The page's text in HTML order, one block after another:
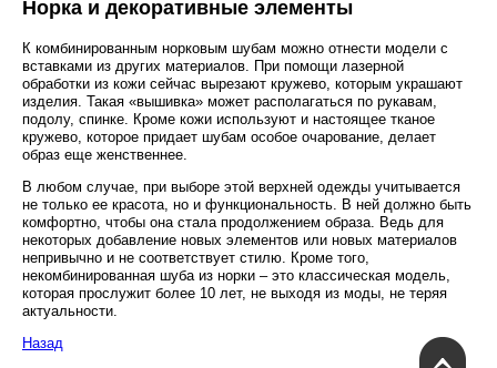
Норка и декоративные элементы
К комбинированным норковым шубам можно отнести модели с
вставками из других материалов. При помощи лазерной
обработки из кожи сейчас вырезают кружево, которым украшают
изделия. Такая «вышивка» может располагаться по рукавам,
подолу, спинке. Кроме кожи используют и настоящее тканое
кружево, которое придает шубам особое очарование, делает
образ еще женственнее.
В любом случае, при выборе этой верхней одежды учитывается
не только ее красота, но и функциональность. В ней должно быть
комфортно, чтобы она стала продолжением образа. Ведь для
некоторых добавление новых элементов или новых материалов
непривычно и не соответствует стилю. Кроме того,
некомбинированная шуба из норки – это классическая модель,
которая прослужит более 10 лет, не выходя из моды, не теряя
актуальности.
Назад